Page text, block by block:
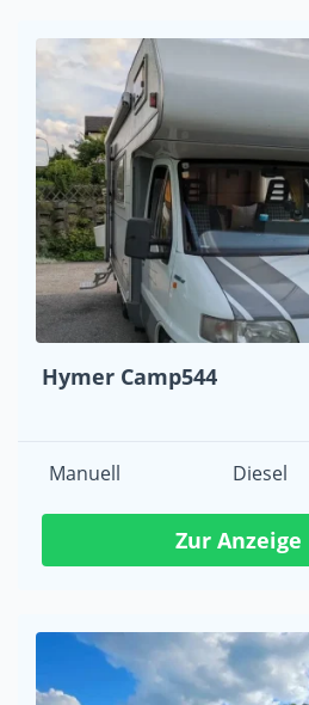
Hymer Camp544
Manuell Diesel
Zur Anzeige